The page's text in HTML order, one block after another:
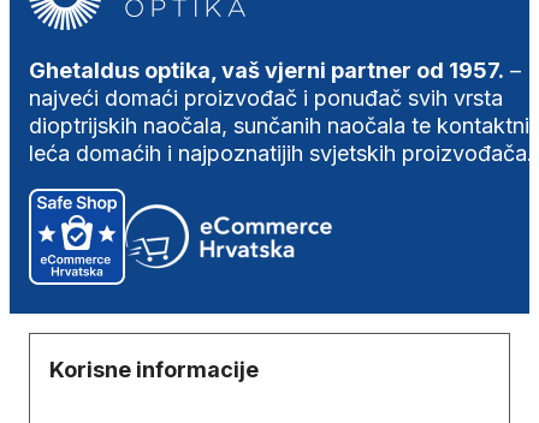
Ghetaldus optika, vaš vjerni partner od 1957. –
najveći domaći proizvođač i ponuđač svih vrsta
dioptrijskih naočala, sunčanih naočala te
leća domaćih i najpoznatijih svjetskih proizvođača.
Korisne informacije